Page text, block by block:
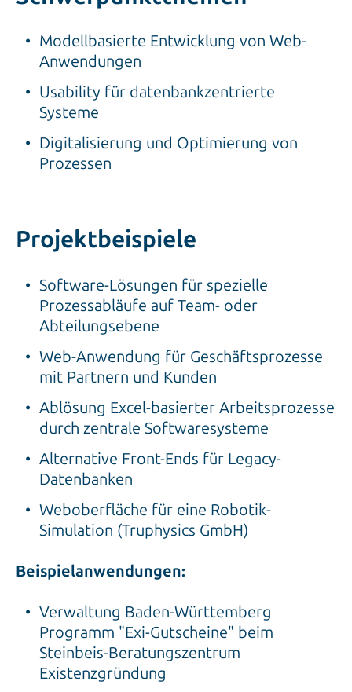
Modellbasierte Entwicklung von Web-
Anwendungen
Usability für datenbankzentrierte
Systeme
Digitalisierung und Optimierung von
Prozessen
Projektbeispiele
Software-Lösungen für spezielle
Prozessabläufe auf Team- oder
Abteilungsebene
Web-Anwendung für Geschäftsprozesse
mit Partnern und Kunden
Ablösung Excel-basierter Arbeitsprozesse
durch zentrale Softwaresysteme
Alternative Front-Ends für Legacy-
Datenbanken
Weboberfläche für eine Robotik-
Simulation (Truphysics GmbH)
Beispielanwendungen:
Verwaltung Baden-Württemberg
Programm "Exi-Gutscheine" beim
Steinbeis-Beratungszentrum
Existenzgründung